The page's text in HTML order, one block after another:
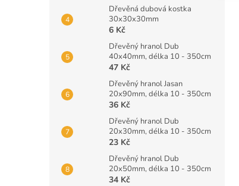
Dřevěná dubová kostka
30x30x30mm
6 Kč
Dřevěný hranol Dub
40x40mm, délka 10 - 350cm
47 Kč
Dřevěný hranol Jasan
20x90mm, délka 10 - 350cm
36 Kč
Dřevěný hranol Dub
20x30mm, délka 10 - 350cm
23 Kč
Dřevěný hranol Dub
20x50mm, délka 10 - 350cm
34 Kč